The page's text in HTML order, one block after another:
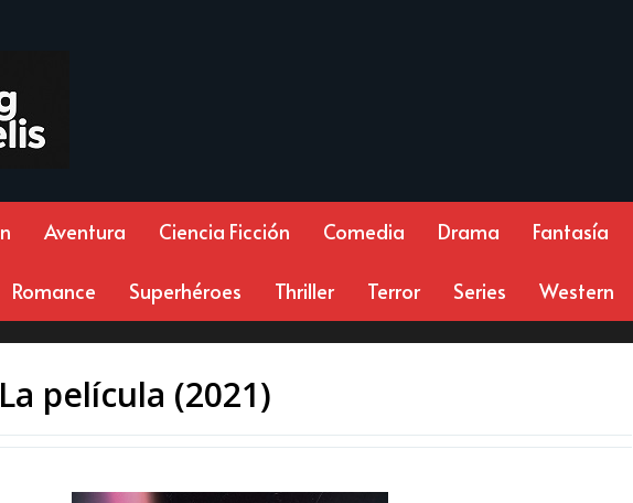
Aventura Ciencia Ficción Comedia Drama Fantasía
Romance Superhéroes Thriller Terror Series Western
película (2021)